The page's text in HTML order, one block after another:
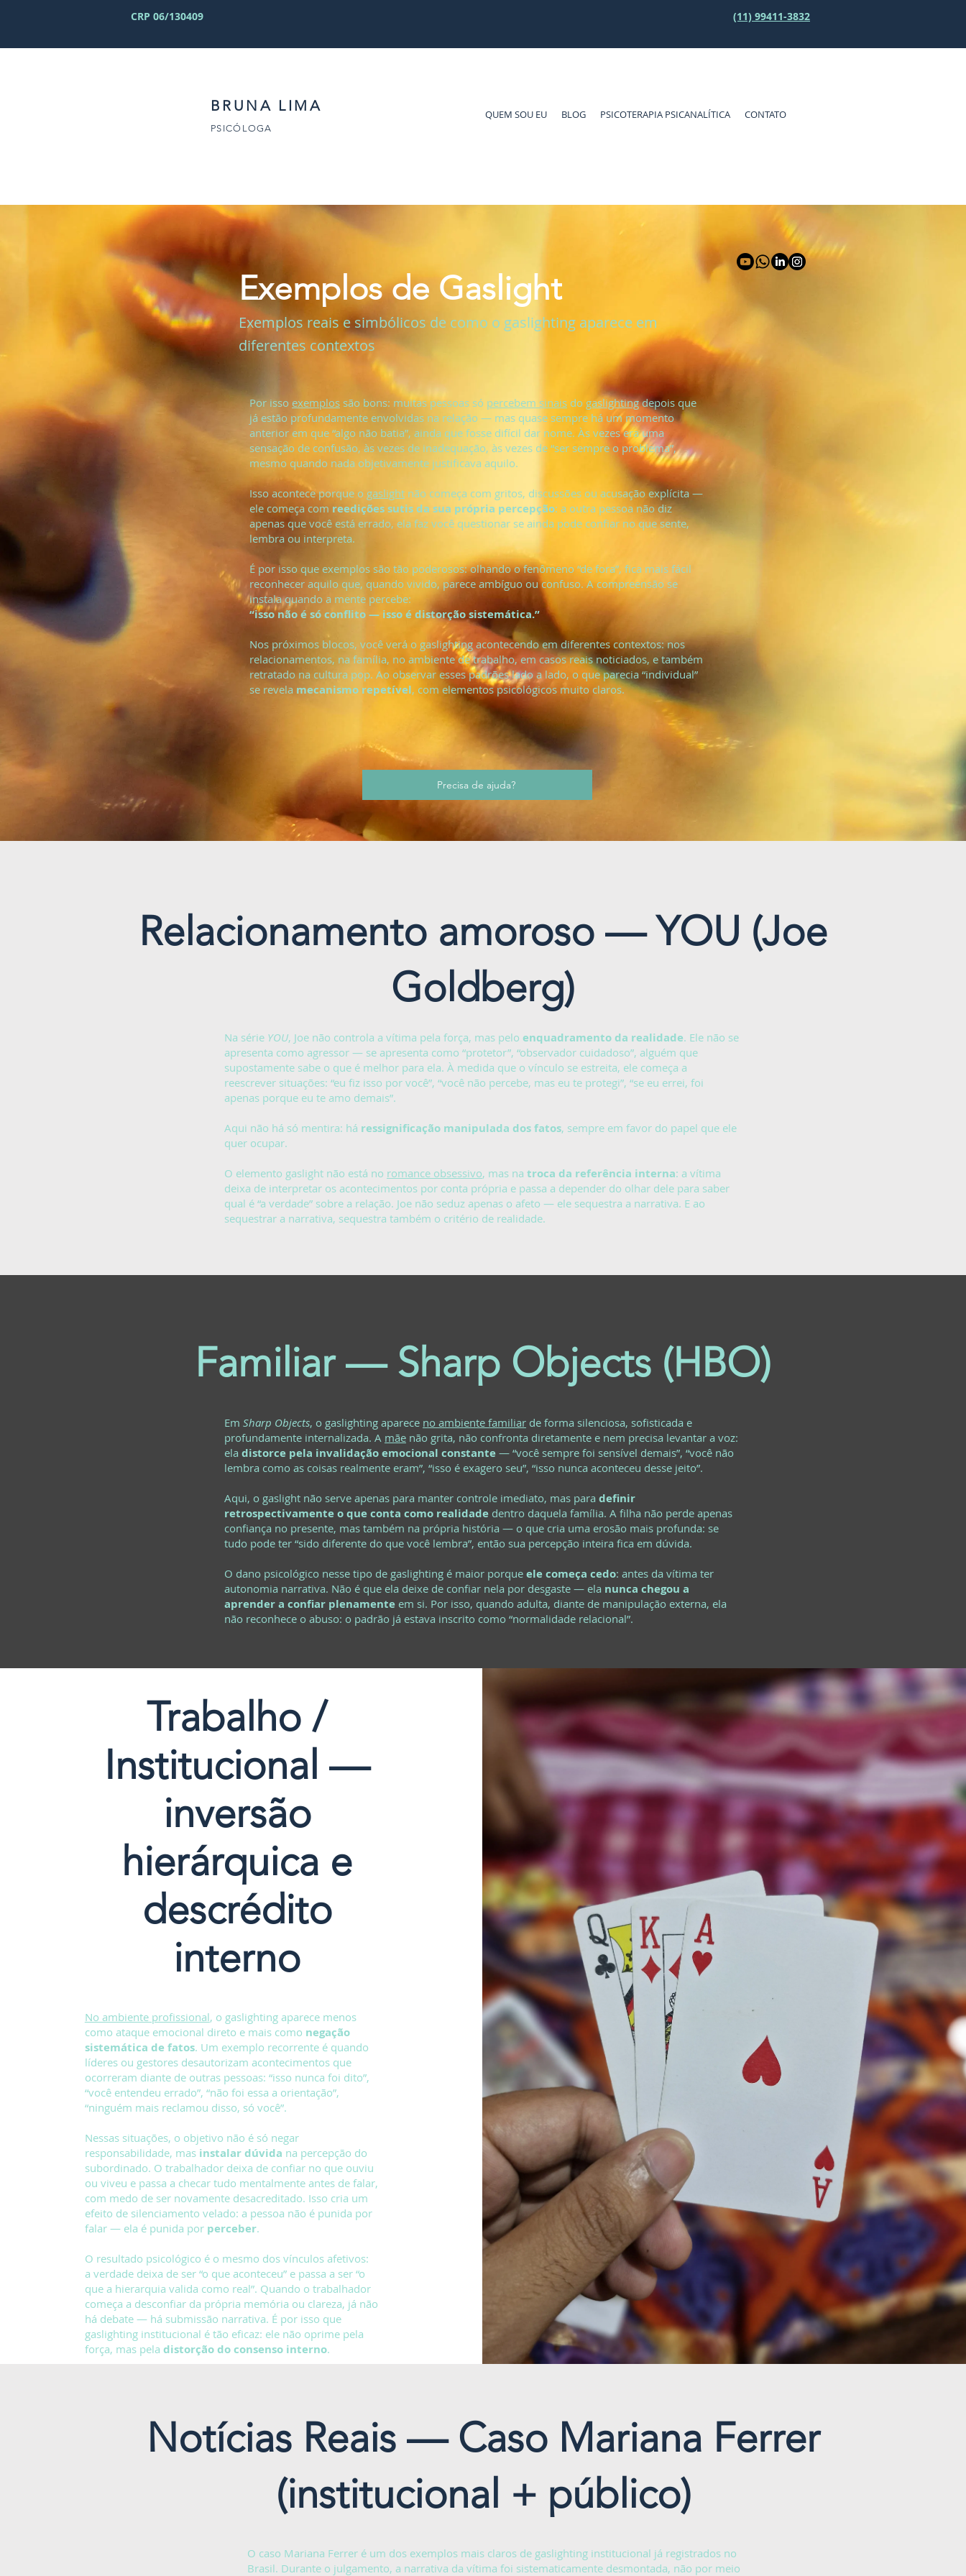
CRP 06/130409 (11) 99411-3832
BRUNA LIMA QUEM SOU EU BLOG PSICOTERAPIA PSICANALÍTICA CONTATO
PSICÓLOGA
Exemplos de Gaslight
Exemplos reais e simbólicos de como o gaslighting aparece em
diferentes contextos
Por isso exemplos são bons: muitas pessoas só percebem sinais do gaslightingdepois que
já estão profundamente envolvidas na relação — mas quase sempre há um momento
anterior em que “algo não batia”, ainda que fosse difícil dar nome. Às vezes era uma
sensação de confusão, às vezes de inadequação, às vezes de “ser sempre o problema”,
mesmo quando nada objetivamente justificava aquilo.
Isso acontece porque o gaslight não começa com gritos, discussões ou acusação explícita —
ele começa com reedições sutis da sua própria percepção: a outra pessoa não diz
apenas que você está errado, ela faz você questionar se ainda pode confiar no que sente,
lembra ou interpreta.
É por isso que exemplos são tão poderosos: olhando o fenômeno “de fora”, fica mais fácil
reconhecer aquilo que, quando vivido, parece ambíguo ou confuso. A compreensão se
instala quando a mente percebe:
“isso não é só conflito — isso é distorção sistemática.”
Nos próximos blocos, você verá o gaslighting acontecendo em diferentes contextos: nos
relacionamentos, na família, no ambiente de trabalho, em casos reais noticiados, e também
retratado na cultura pop. Ao observar esses padrões lado a lado, o que parecia “individual”
se revela mecanismo repetível, com elementos psicológicos muito claros.
Precisa de ajuda?
Relacionamento amoroso — YOU (Joe
Goldberg)
Na série YOU, Joe não controla a vítima pela força, mas pelo enquadramento da realidade. Ele não se
apresenta como agressor — se apresenta como “protetor”, “observador cuidadoso”, alguém que
supostamente sabe o que é melhor para ela. À medida que o vínculo se estreita, ele começa a
reescrever situações: “eu fiz isso por você”, “você não percebe, mas eu te protegi”, “se eu errei, foi
apenas porque eu te amo demais”.
Aqui não há só mentira: há ressignificação manipulada dos fatos, sempre em favor do papel que ele
quer ocupar.
O elemento gaslight não está no romance obsessivo, mas na troca da referência interna: a vítima
deixa de interpretar os acontecimentos por conta própria e passa a depender do olhar dele para saber
qual é “a verdade” sobre a relação. Joe não seduz apenas o afeto — ele sequestra a narrativa. E ao
sequestrar a narrativa, sequestra também o critério de realidade.
Familiar — Sharp Objects (HBO)
Em Sharp Objects, o gaslighting aparece no ambiente familiar de forma silenciosa, sofisticada e
profundamente internalizada. A mãe não grita, não confronta diretamente e nem precisa levantar a voz:
ela distorce pela invalidação emocional constante — “você sempre foi sensível demais”, “você não
lembra como as coisas realmente eram”, “isso é exagero seu”, “isso nunca aconteceu desse jeito”.
Aqui, o gaslight não serve apenas para manter controle imediato, mas para definir
retrospectivamente o que conta como realidade dentro daquela família. A filha não perde apenas
confiança no presente, mas também na própria história — o que cria uma erosão mais profunda: se
tudo pode ter “sido diferente do que você lembra”, então sua percepção inteira fica em dúvida.
O dano psicológico nesse tipo de gaslighting é maior porque ele começa cedo: antes da vítima ter
autonomia narrativa. Não é que ela deixe de confiar nela por desgaste — ela nunca chegou a
aprender a confiar plenamente em si. Por isso, quando adulta, diante de manipulação externa, ela
não reconhece o abuso: o padrão já estava inscrito como “normalidade relacional”.
Trabalho /
Institucional —
inversão
hierárquica e
descrédito
interno
No ambiente profissional, o gaslighting aparece menos
como ataque emocional direto e mais como negação
sistemática de fatos. Um exemplo recorrente é quando
líderes ou gestores desautorizam acontecimentos que
ocorreram diante de outras pessoas: “isso nunca foi dito”,
“você entendeu errado”, “não foi essa a orientação”,
“ninguém mais reclamou disso, só você”.
Nessas situações, o objetivo não é só negar
responsabilidade, mas instalar dúvida na percepção do
subordinado. O trabalhador deixa de confiar no que ouviu
ou viveu e passa a checar tudo mentalmente antes de falar,
com medo de ser novamente desacreditado. Isso cria um
efeito de silenciamento velado: a pessoa não é punida por
falar — ela é punida por perceber.
O resultado psicológico é o mesmo dos vínculos afetivos:
a verdade deixa de ser “o que aconteceu” e passa a ser “o
que a hierarquia valida como real”. Quando o trabalhador
começa a desconfiar da própria memória ou clareza, já não
há debate — há submissão narrativa. É por isso que
gaslighting institucional é tão eficaz: ele não oprime pela
força, mas pela distorção do consenso interno.
Notícias Reais — Caso Mariana Ferrer
(institucional + público)
O caso Mariana Ferrer é um dos exemplos mais claros de gaslighting institucional já registrados no
Brasil. Durante o julgamento, a narrativa da vítima foi sistematicamente desmontada, não por meio